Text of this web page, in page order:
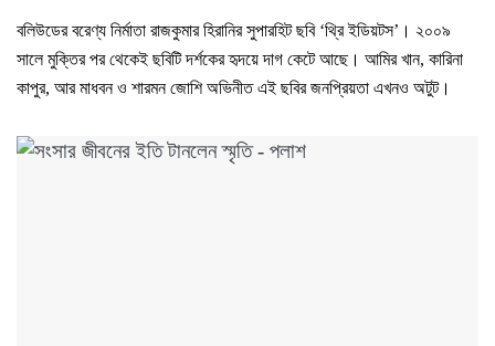
বলিউডের বরেণ্য নির্মাতা রাজকুমার হিরানির সুপারহিট ছবি ‘থ্রি ইডিয়টস’। ২০০৯
সালে মুক্তির পর থেকেই ছবিটি দর্শকের হৃদয়ে দাগ কেটে আছে। আমির খান, কারিনা
কাপুর, আর মাধবন ও শারমন জোশি অভিনীত এই ছবির জনপ্রিয়তা এখনও অটুট।